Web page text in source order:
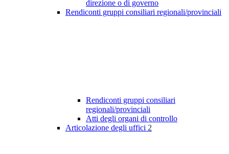
direzione o di governo
Rendiconti gruppi consiliari regionali/provinciali
Rendiconti gruppi consiliari
regionali/provinciali
Atti degli organi di controllo
Articolazione degli uffici 2